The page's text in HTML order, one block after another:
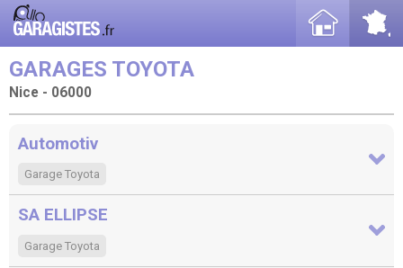
GARAGES TOYOTA
Nice - 06000
Automotiv
Garage Toyota
SA ELLIPSE
Garage Toyota